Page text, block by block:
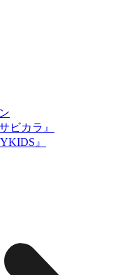
ビカラ』
』